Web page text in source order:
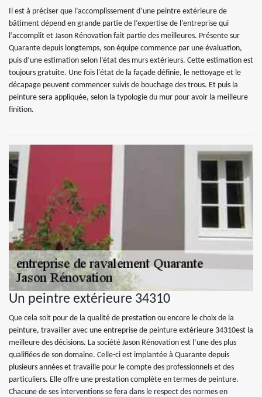
Il est à préciser que l’accomplissement d’une peintre extérieure de
bâtiment dépend en grande partie de l’expertise de l’entreprise qui
l’accomplit et Jason Rénovation fait partie des meilleures. Présente sur
Quarante depuis longtemps, son équipe commence par une évaluation,
puis d’une estimation selon l’état des murs extérieurs. Cette estimation est
toujours gratuite. Une fois l'état de la façade définie, le nettoyage et le
décapage peuvent commencer suivis de bouchage des trous. Et puis la
peinture sera appliquée, selon la typologie du mur pour avoir la meilleure
finition.
Un peintre extérieure 34310
Que cela soit pour de la qualité de prestation ou encore le choix de la
peinture, travailler avec une entreprise de peinture extérieure 34310est la
meilleure des décisions. La société Jason Rénovation est l’une des plus
qualifiées de son domaine. Celle-ci est implantée à Quarante depuis
plusieurs années et travaille pour le compte des professionnels et des
particuliers. Elle offre une prestation complète en termes de peinture.
Chacune de ses interventions se fera dans le respect des normes en